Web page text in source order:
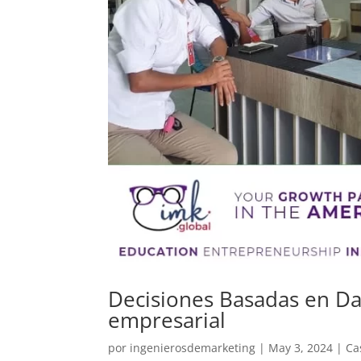
Decisiones Basadas en
empresarial
por ingenierosdemarketing | May 3, 2024 |